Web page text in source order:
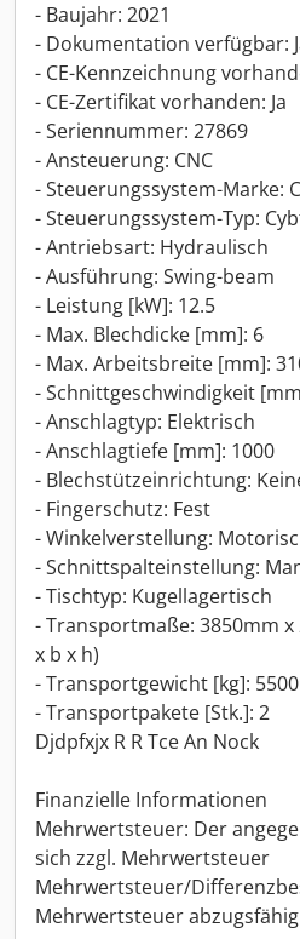
- Baujahr: 2021
- Dokumentation verfügbar:
- CE-Kennzeichnung
- CE-Zertifikat vorhanden: Ja
- Seriennummer: 27869
- Ansteuerung: CNC
- Steuerungssystem-Marke:
- Steuerungssystem-Typ:
- Antriebsart: Hydraulisch
- Ausführung: Swing-beam
- Leistung [kW]: 12.5
- Max. Blechdicke [mm]: 6
- Max. Arbeitsbreite [mm]:
- Schnittgeschwindigkeit
- Anschlagtyp: Elektrisch
- Anschlagtiefe [mm]: 1000
- Blechstützeinrichtung:
- Fingerschutz: Fest
- Winkelverstellung:
- Schnittspalteinstellung:
- Tischtyp: Kugellagertisch
- Transportmaße: 3850mm x
x b x h)
- Transportgewicht [kg]:
- Transportpakete [Stk.]: 2
Djdpfxjx R R Tce An Nock
Finanzielle Informationen
Mehrwertsteuer: Der
sich zzgl. Mehrwertsteuer
Mehrwertsteuer/
Mehrwertsteuer